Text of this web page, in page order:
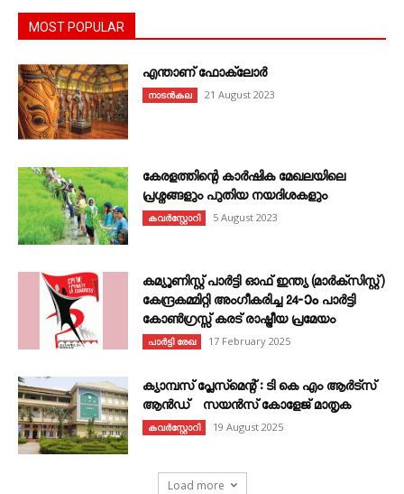
MOST POPULAR
എന്താണ്‌ ഫോക്‌ലോർ
നാടൻകല 21 August 2023
കേരളത്തിന്റെ കാർഷിക മേഖലയിലെ
പ്രശ്നങ്ങളും പുതിയ നയദിശകളും
കവര്‍സ്റ്റോറി 5 August 2023
കമ്യൂണിസ്റ്റ് പാർട്ടി ഓഫ് ഇന്ത്യ (മാർക്സിസ്റ്റ്)
കേന്ദ്രകമ്മിറ്റി അംഗീകരിച്ച 24‐ാം പാർട്ടി
കോൺഗ്രസ്സ് കരട് രാഷ്ട്രീയ പ്രമേയം
പാർട്ടി രേഖ 17 February 2025
ക്യാമ്പസ് പ്ലേസ്മെന്റ് : ടി കെ എം ആർട്സ്
ആൻഡ് സയൻസ് കോളേജ് മാതൃക
കവര്‍സ്റ്റോറി 19 August 2025
Load more